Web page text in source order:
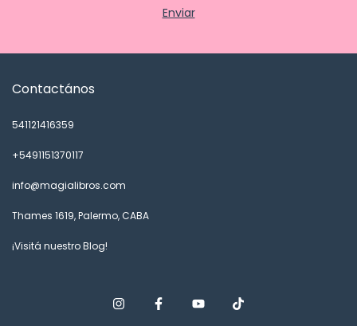
Contactános
541121416359
+5491151370117
info@magialibros.com
Thames 1619, Palermo, CABA
¡Visitá nuestro Blog!